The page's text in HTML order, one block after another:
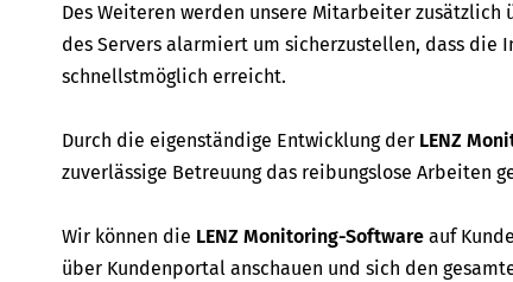
Des Weiteren werden unsere Mitarbeiter zusätzlich
des Servers alarmiert um sicherzustellen, dass
schnellstmöglich erreicht.
Durch die eigenständige Entwicklung der LENZ
zuverlässige Betreuung das reibungslose Arbeiten
Wir können die LENZ Monitoring-Software auf
über Kundenportal anschauen und sich den